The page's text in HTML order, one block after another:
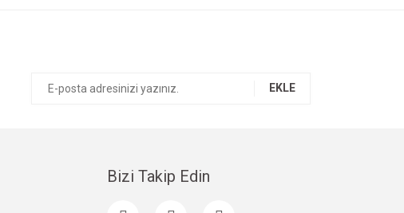
EKLE
Bizi Takip Edin